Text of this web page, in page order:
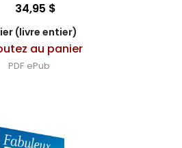
34,95 $
(livre entier)
au panier
PDF ePub